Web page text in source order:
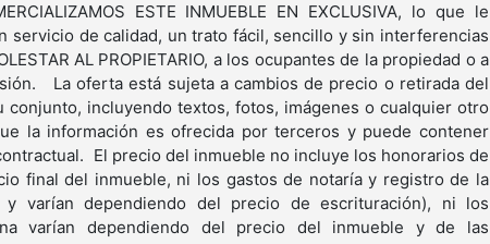
ESTE INMUEBLE EN EXCLUSIVA, lo que le
servicio de calidad, un trato fácil, sencillo y sin interferencias
AL PROPIETARIO, a los ocupantes de la propiedad o a
La oferta está sujeta a cambios de precio o retirada del
incluyendo textos, fotos, imágenes o cualquier otro
la información es ofrecida por terceros y puede contener
El precio del inmueble no incluye los honorarios de
final del inmueble, ni los gastos de notaría y registro de la
varían dependiendo del precio de escrituración), ni los
varían dependiendo del precio del inmueble y de las